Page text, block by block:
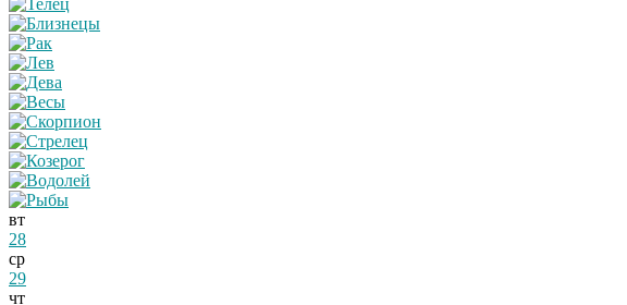
вт
28
ср
29
чт